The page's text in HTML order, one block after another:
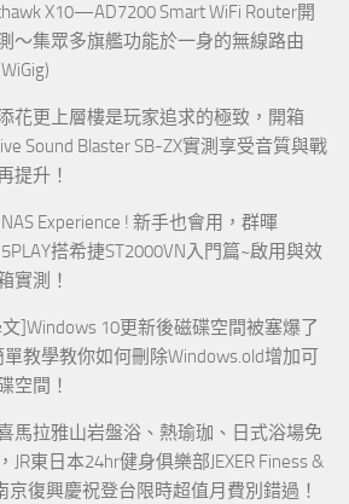
X10—AD7200 Smart WiFi Router開
～集眾多旗艦功能於一身的無線路由
花更上層樓是玩家追求的極致，開箱
Sound Blaster SB-ZX實測享受音質與戰
提升！
NAS Experience ! 新手也會用，群暉
搭希捷ST2000VN入門篇~啟用與效
實測！
]Windows 10更新後磁碟空間被塞爆了
單教學教你如何刪除Windows.old增加可
空間！
馬拉雅山岩盤浴、熱瑜珈、日式浴場免
JR東日本24hr健身俱樂部JEXER Finess &
京復興慶祝登台限時超值月費別錯過！